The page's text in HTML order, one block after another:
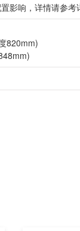
响，详情请参考
820mm)